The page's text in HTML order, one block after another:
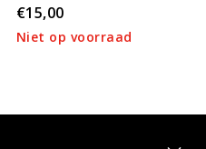
€15,00
Niet op voorraad